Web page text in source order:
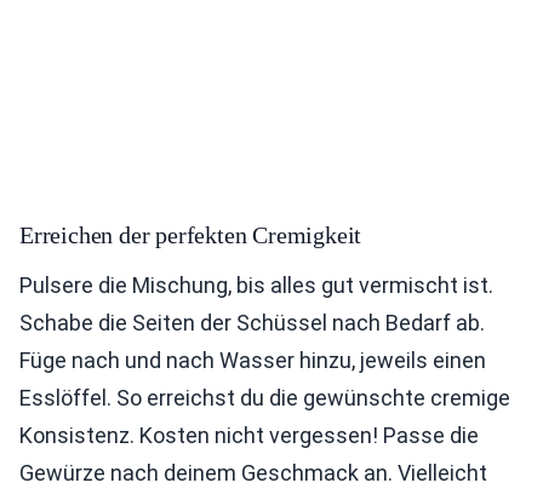
Erreichen der perfekten Cremigkeit
Pulsere die Mischung, bis alles gut vermischt ist.
Schabe die Seiten der Schüssel nach Bedarf ab.
Füge nach und nach Wasser hinzu, jeweils einen
Esslöffel. So erreichst du die gewünschte cremige
Konsistenz. Kosten nicht vergessen! Passe die
Gewürze nach deinem Geschmack an. Vielleicht